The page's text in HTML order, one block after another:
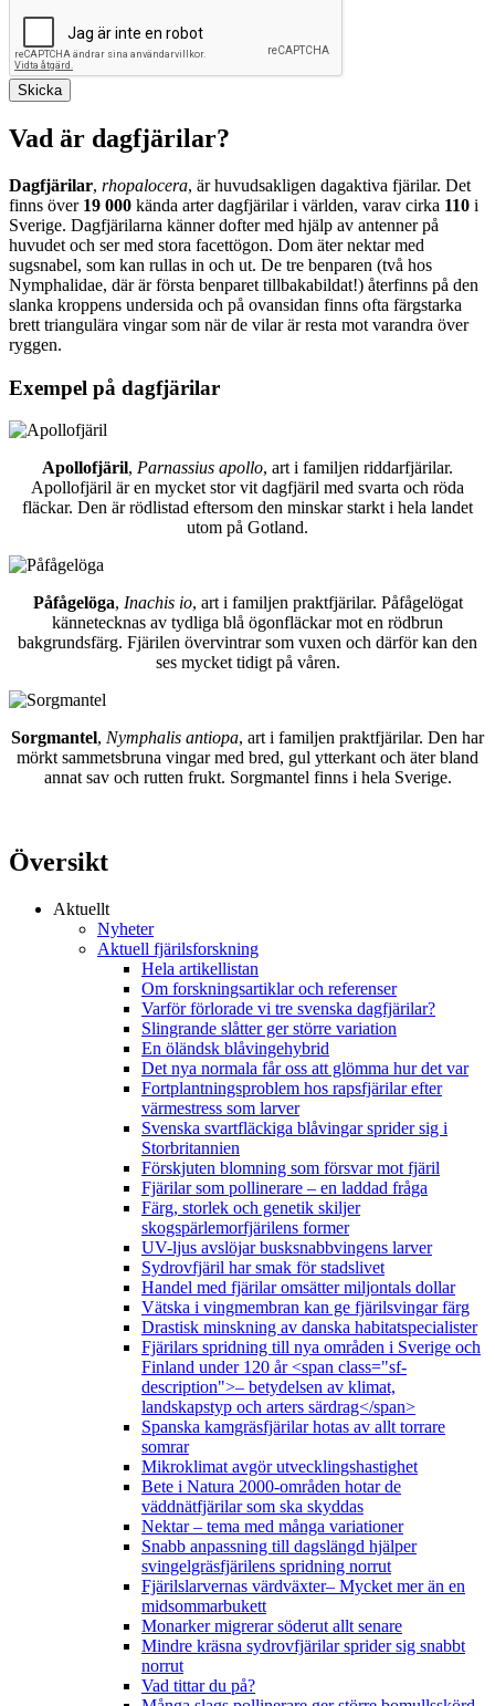
Vad är dagfjärilar?
Dagfjärilar, rhopalocera, är huvudsakligen dagaktiva fjärilar. Det
finns över 19 000 kända arter dagfjärilar i världen, varav cirka 110 i
Sverige. Dagfjärilarna känner dofter med hjälp av antenner på
huvudet och ser med stora facettögon. Dom äter nektar med
sugsnabel, som kan rullas in och ut. De tre benparen (två hos
Nymphalidae, där är första benparet tillbakabildat!) återfinns på den
slanka kroppens undersida och på ovansidan finns ofta färgstarka
brett triangulära vingar som när de vilar är resta mot varandra över
ryggen.
Exempel på dagfjärilar
Apollofjäril, Parnassius apollo, art i familjen riddarfjärilar.
Apollofjäril är en mycket stor vit dagfjäril med svarta och röda
fläckar. Den är rödlistad eftersom den minskar starkt i hela landet
utom på Gotland.
Påfågelöga, Inachis io, art i familjen praktfjärilar. Påfågelögat
kännetecknas av tydliga blå ögonfläckar mot en rödbrun
bakgrundsfärg. Fjärilen övervintrar som vuxen och därför kan den
ses mycket tidigt på våren.
Sorgmantel, Nymphalis antiopa, art i familjen praktfjärilar. Den har
mörkt sammetsbruna vingar med bred, gul ytterkant och äter bland
annat sav och rutten frukt. Sorgmantel finns i hela Sverige.
Översikt
Aktuellt
Nyheter
Aktuell fjärilsforskning
Hela artikellistan
Om forskningsartiklar och referenser
Varför förlorade vi tre svenska dagfjärilar?
Slingrande slåtter ger större variation
En öländsk blåvingehybrid
Det nya normala får oss att glömma hur det var
Fortplantningsproblem hos rapsfjärilar efter
värmestress som larver
Svenska svartfläckiga blåvingar sprider sig i
Storbritannien
Förskjuten blomning som försvar mot fjäril
Fjärilar som pollinerare – en laddad fråga
Färg, storlek och genetik skiljer
skogspärlemorfjärilens former
UV-ljus avslöjar busksnabbvingens larver
Sydrovfjäril har smak för stadslivet
Handel med fjärilar omsätter miljontals dollar
Vätska i vingmembran kan ge fjärilsvingar färg
Drastisk minskning av danska habitatspecialister
Fjärilars spridning till nya områden i Sverige och
Finland under 120 år <span class="sf-
description">– betydelsen av klimat,
landskapstyp och arters särdrag</span>
Spanska kamgräsfjärilar hotas av allt torrare
somrar
Mikroklimat avgör utvecklingshastighet
Bete i Natura 2000-områden hotar de
väddnätfjärilar som ska skyddas
Nektar – tema med många variationer
Snabb anpassning till dagslängd hjälper
svingelgräsfjärilens spridning norrut
Fjärilslarvernas värdväxter– Mycket mer än en
midsommarbukett
Monarker migrerar söderut allt senare
Mindre kräsna sydrovfjärilar sprider sig snabbt
norrut
Vad tittar du på?